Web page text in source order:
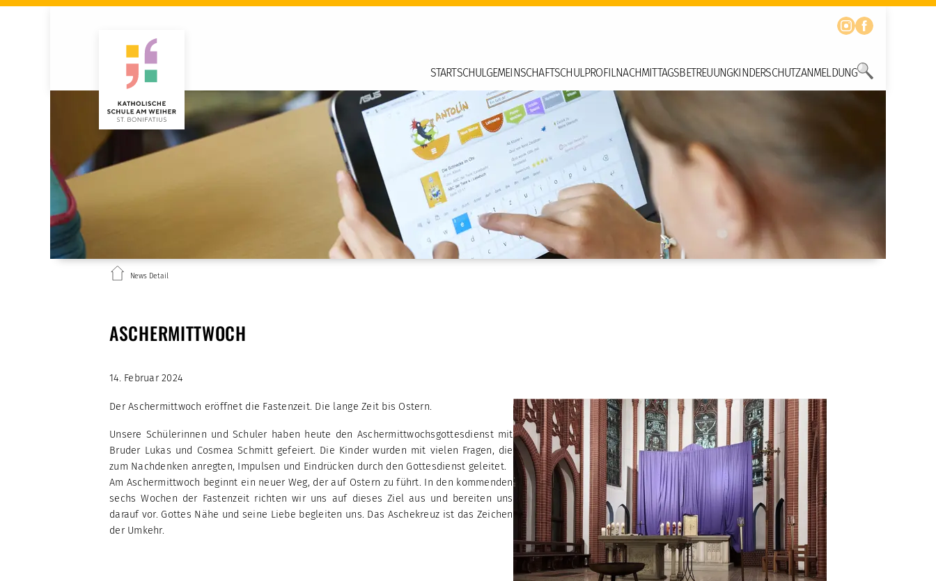
STARTSCHULGEMEINSCHAFTSCHULPROFILNACHMITTAGSBETREUUNGKINDERSCHUTZANMELDUNG
News Detail
ASCHERMITTWOCH
14. Februar 2024
Der Aschermittwoch eröffnet die Fastenzeit. Die lange Zeit bis Ostern.
Unsere Schülerinnen und Schuler haben heute den Aschermittwochsgottesdienst mit
Bruder Lukas und Cosmea Schmitt gefeiert. Die Kinder wurden mit vielen Fragen, die
zum Nachdenken anregten, Impulsen und Eindrücken durch den Gottesdienst geleitet.
Am Aschermittwoch beginnt ein neuer Weg, der auf Ostern zu führt. In den kommenden
sechs Wochen der Fastenzeit richten wir uns auf dieses Ziel aus und bereiten uns
darauf vor. Gottes Nähe und seine Liebe begleiten uns. Das Aschekreuz ist das Zeichen
der Umkehr.